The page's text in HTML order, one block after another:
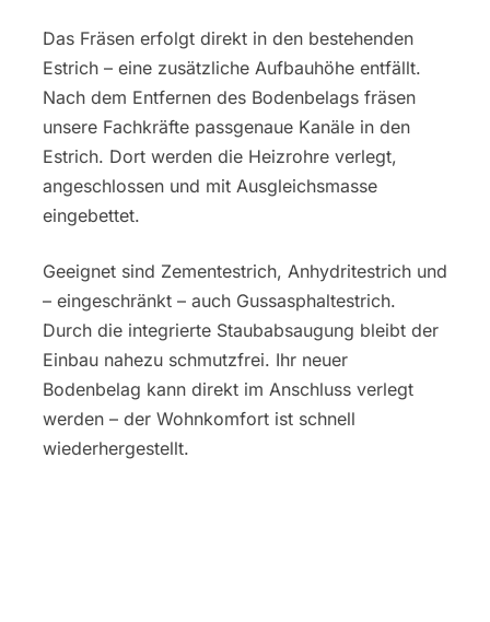
Das Fräsen erfolgt direkt in den bestehenden
Estrich – eine zusätzliche Aufbauhöhe entfällt.
Nach dem Entfernen des Bodenbelags fräsen
unsere Fachkräfte passgenaue Kanäle in den
Estrich. Dort werden die Heizrohre verlegt,
angeschlossen und mit Ausgleichsmasse
eingebettet.
Geeignet sind Zementestrich, Anhydritestrich und
– eingeschränkt – auch Gussasphaltestrich.
Durch die integrierte Staubabsaugung bleibt der
Einbau nahezu schmutzfrei. Ihr neuer
Bodenbelag kann direkt im Anschluss verlegt
werden – der Wohnkomfort ist schnell
wiederhergestellt.